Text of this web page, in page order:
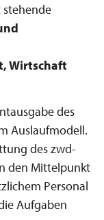
Wirtschaft
des
Auslaufmodell.
des zwd-
den Mittelpunkt
Personal
Aufgaben